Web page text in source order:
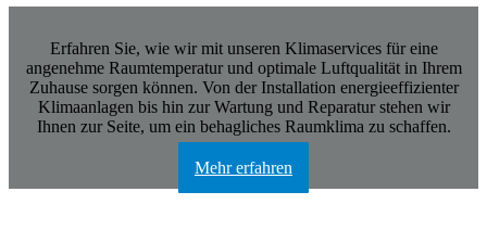
Erfahren Sie, wie wir mit unseren Klimaservices für eine
angenehme Raumtemperatur und optimale Luftqualität in Ihrem
Zuhause sorgen können. Von der Installation energieeffizienter
Klimaanlagen bis hin zur Wartung und Reparatur stehen wir
Ihnen zur Seite, um ein behagliches Raumklima zu schaffen.
Mehr erfahren